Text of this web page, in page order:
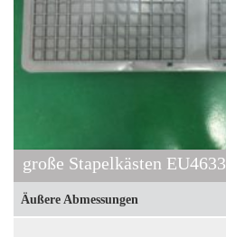
große Stapelkästen EU4633
Äußere Abmessungen